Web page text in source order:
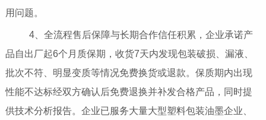
用问题。
4、全流程售后保障与长期合作信任积累，企业承诺产
品自出厂起6个月质保期，收货7天内发现包装破损、漏液、
批次不符、明显变质等情况免费换货或退款。保质期内出现
性能不达标经双方确认后免费退换并补发合格产品，同时提
供技术分析报告。企业已服务大量大型塑料包装油墨企业、